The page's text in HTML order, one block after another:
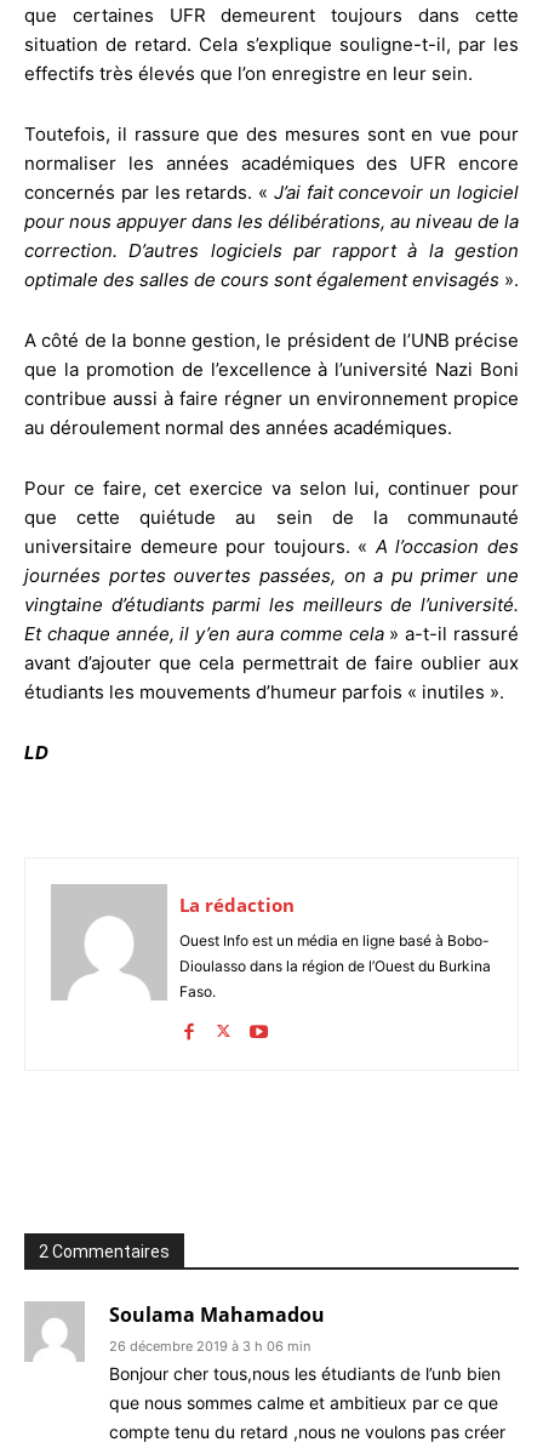
que certaines UFR demeurent toujours dans cette
situation de retard. Cela s’explique souligne-t-il, par les
effectifs très élevés que l’on enregistre en leur sein.
Toutefois, il rassure que des mesures sont en vue pour
normaliser les années académiques des UFR encore
concernés par les retards. « J’ai fait concevoir un logiciel
pour nous appuyer dans les délibérations, au niveau de la
correction. D’autres logiciels par rapport à la gestion
optimale des salles de cours sont également envisagés ».
A côté de la bonne gestion, le président de l’UNB précise
que la promotion de l’excellence à l’université Nazi Boni
contribue aussi à faire régner un environnement propice
au déroulement normal des années académiques.
Pour ce faire, cet exercice va selon lui, continuer pour
que cette quiétude au sein de la communauté
universitaire demeure pour toujours. « A l’occasion des
journées portes ouvertes passées, on a pu primer une
vingtaine d’étudiants parmi les meilleurs de l’université.
Et chaque année, il y’en aura comme cela» a-t-il rassuré
avant d’ajouter que cela permettrait de faire oublier aux
étudiants les mouvements d’humeur parfois « inutiles ».
LD
La rédaction
Ouest Info est un média en ligne basé à Bobo-
Dioulasso dans la région de l’Ouest du Burkina
Faso.
2 Commentaires
Soulama Mahamadou
26 décembre 2019 à 3 h 06 min
Bonjour cher tous,nous les étudiants de l’unb bien
que nous sommes calme et ambitieux par ce que
compte tenu du retard ,nous ne voulons pas créer